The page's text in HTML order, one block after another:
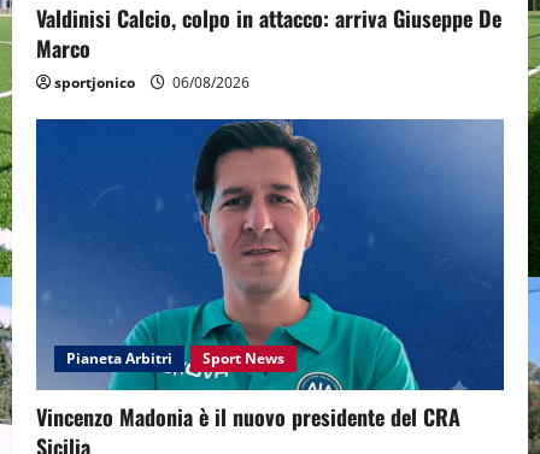
Valdinisi Calcio, colpo in attacco: arriva Giuseppe De
Marco
sportjonico 06/08/2026
Pianeta Arbitri Sport News
Vincenzo Madonia è il nuovo presidente del CRA
Sicilia